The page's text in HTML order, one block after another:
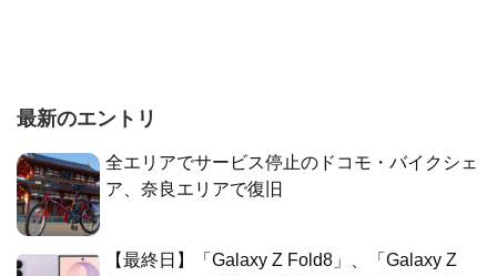
最新のエントリ
全エリアでサービス停止のドコモ・バイクシェ
ア、奈良エリアで復旧
【最終日】「Galaxy Z Fold8」、「Galaxy Z